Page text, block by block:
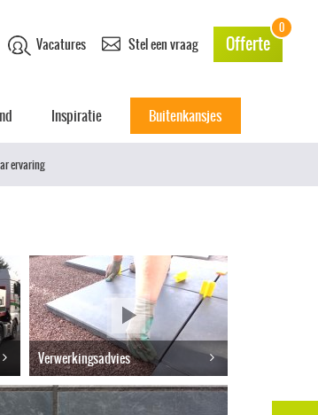
Vacatures Stel een vraag Offerte
0
Inspiratie Buitenkansjes
ervaring
Verwerkingsadvies